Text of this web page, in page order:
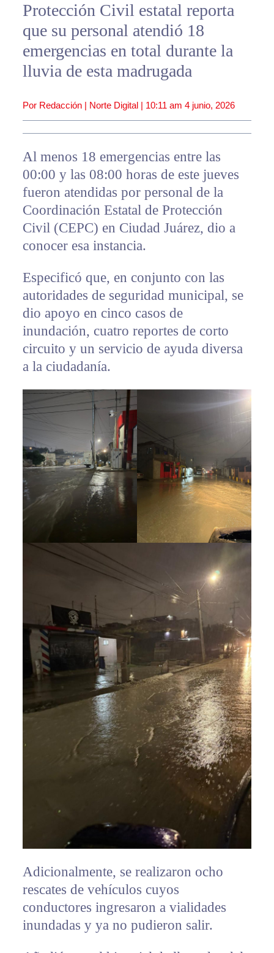
Protección Civil estatal reporta
que su personal atendió 18
emergencias en total durante la
lluvia de esta madrugada
Por Redacción | Norte Digital | 10:11 am 4 junio, 2026
Al menos 18 emergencias entre las
00:00 y las 08:00 horas de este jueves
fueron atendidas por personal de la
Coordinación Estatal de Protección
Civil (CEPC) en Ciudad Juárez, dio a
conocer esa instancia.
Especificó que, en conjunto con las
autoridades de seguridad municipal, se
dio apoyo en cinco casos de
inundación, cuatro reportes de corto
circuito y un servicio de ayuda diversa
a la ciudadanía.
Adicionalmente, se realizaron ocho
rescates de vehículos cuyos
conductores ingresaron a vialidades
inundadas y ya no pudieron salir.